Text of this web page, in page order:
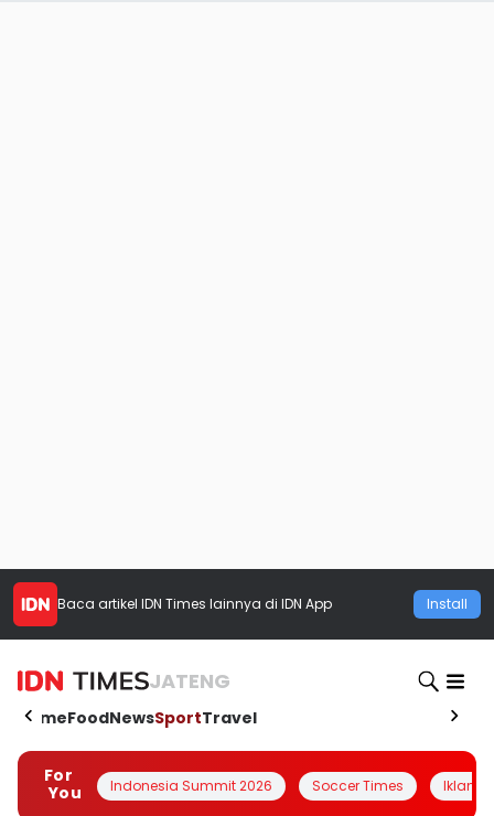
Baca artikel IDN Times lainnya di IDN App Install
JATENG
HomeFoodNewsSportTravel
For
You
Indonesia Summit 2026 Soccer Times Iklanin